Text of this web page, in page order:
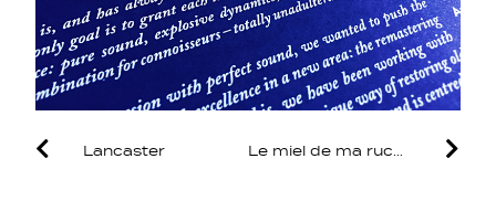
Lancaster Le miel de ma ruche